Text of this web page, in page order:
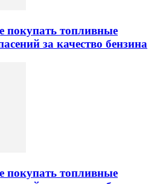
покупать топливные
за качество бензина
покупать топливные